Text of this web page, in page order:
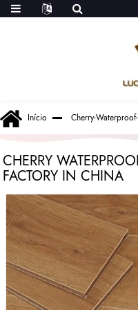
Início Cherry-
CHERRY
FACTORY IN CHINA